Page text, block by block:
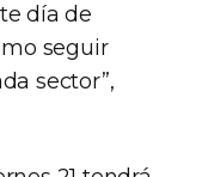
día de
seguir
sector”,